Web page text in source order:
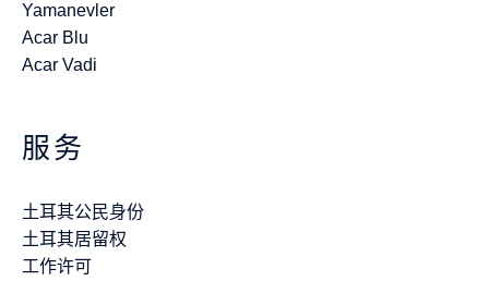
Yamanevler
Acar Blu
Acar Vadi
服务
土耳其公民身份
土耳其居留权
工作许可